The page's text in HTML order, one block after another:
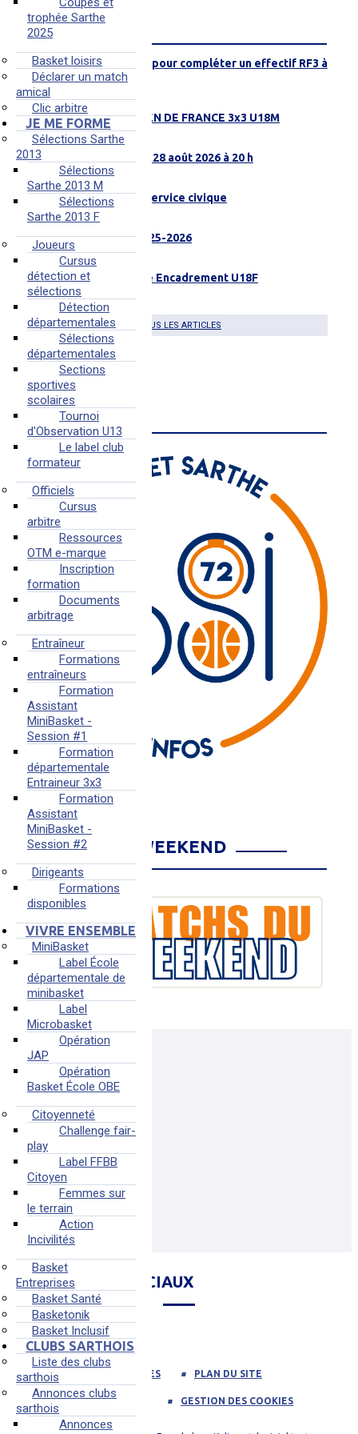
trophée Sarthe
2025
Basket loisirs
Déclarer un match
amical
Clic arbitre
JE ME FORME
Sélections Sarthe
2013
Sélections
Sarthe 2013 M
Sélections
Sarthe 2013 F
Joueurs
Cursus
détection et
sélections
Détection
départementales
Sélections
départementales
Sections
sportives
scolaires
Tournoi
d'Observation U13
Le label club
formateur
Officiels
Cursus
arbitre
Ressources
OTM e-marque
Inscription
formation
Documents
arbitrage
Entraîneur
Formations
entraîneurs
Formation
Assistant
MiniBasket -
Session #1
Formation
départementale
Entraineur 3x3
Formation
Assistant
MiniBasket -
Session #2
Dirigeants
Formations
disponibles
VIVRE ENSEMBLE
MiniBasket
Label École
départementale de
minibasket
Label
Microbasket
Opération
JAP
Opération
Basket École OBE
Citoyenneté
Challenge fair-
play
Label FFBB
Citoyen
Femmes sur
le terrain
Action
Incivilités
Basket
Entreprises
Basket Santé
Basketonik
Basket Inclusif
CLUBS SARTHOIS
Liste des clubs
sarthois
Annonces clubs
sarthois
Annonces
FIL INFO
Recherche joueuses pour compléter un effectif RF3 à
JOUÉ-L'ABBÉ
06 août 2026 à 09H57
4 SARTHOIS À L'OPEN DE FRANCE 3x3 U18M
22 juillet 2026 à 11H47
Match amical MSB le 28 août 2026 à 20 h
21 juillet 2026 à 16H01
Ruaudin recherche Service civique
15 juillet 2026 à 10H26
BILAN LICENCIÉS 2025-2026
09 juillet 2026 à 15H14
Coulaines Recherche Encadrement U18F
08 juillet 2026 à 13H51
TOUS LES ARTICLES
BSI
MATCHS DU WEEKEND
NOS RÉSEAUX SOCIAUX
PROTECTION DES DONNÉES PLAN DU SITE
MENTIONS LÉGALES GESTION DES COOKIES